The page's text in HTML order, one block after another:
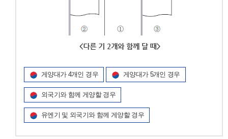
게양대가 4개인 경우 게양대가 5개인 경우
외국기와 함께 게양할 경우
유엔기 및 외국기와 함께 게양할 경우